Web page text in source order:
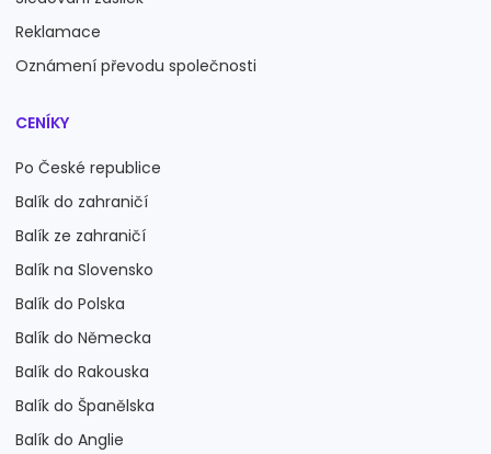
Reklamace
Oznámení převodu společnosti
CENÍKY
Po České republice
Balík do zahraničí
Balík ze zahraničí
Balík na Slovensko
Balík do Polska
Balík do Německa
Balík do Rakouska
Balík do Španělska
Balík do Anglie